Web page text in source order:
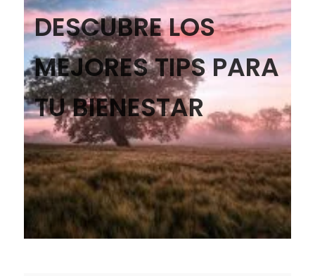
DESCUBRE LOS
MEJORES TIPS PARA
TU BIENESTAR